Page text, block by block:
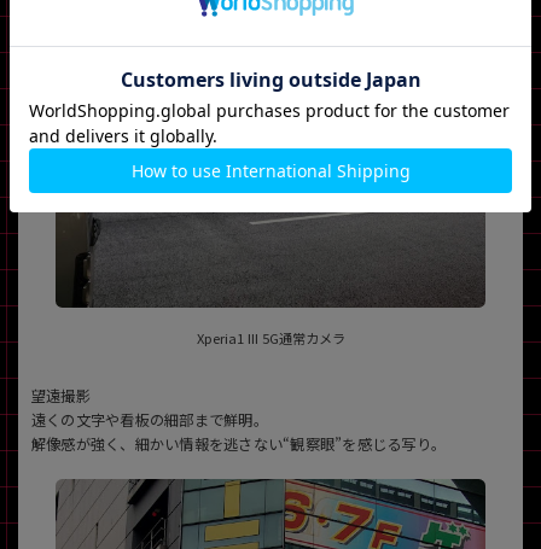
Xperia1 III 5G通常カメラ
望遠撮影
遠くの文字や看板の細部まで鮮明。
解像感が強く、細かい情報を逃さない“観察眼”を感じる写り。